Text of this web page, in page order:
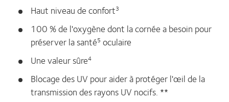
Haut niveau de confort3
100 % de l'oxygène dont la cornée a besoin pour
préserver la santé5 oculaire
Une valeur sûre4
Blocage des UV pour aider à protéger l'œil de la
transmission des rayons UV nocifs. **